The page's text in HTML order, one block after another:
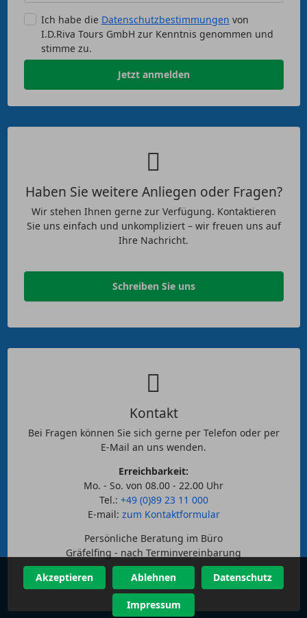
Ich habe die Datenschutzbestimmungen von
I.D.Riva Tours GmbH zur Kenntnis genommen und
stimme zu.
Jetzt anmelden
Haben Sie weitere Anliegen oder Fragen?
Wir stehen Ihnen gerne zur Verfügung. Kontaktieren
Sie uns einfach und unkompliziert – wir freuen uns auf
Ihre Nachricht.
Schreiben Sie uns
Kontakt
Bei Fragen können Sie sich gerne per Telefon oder per
E-Mail an uns wenden.
Erreichbarkeit:
Mo. - So. von 08.00 - 22.00 Uhr
Tel.: +49 (0)89 23 11 000
E-mail: zum Kontaktformular
Persönliche Beratung im Büro
Gräfelfing - nach Terminvereinbarung
Akzeptieren Ablehnen Datenschutz
Impressum